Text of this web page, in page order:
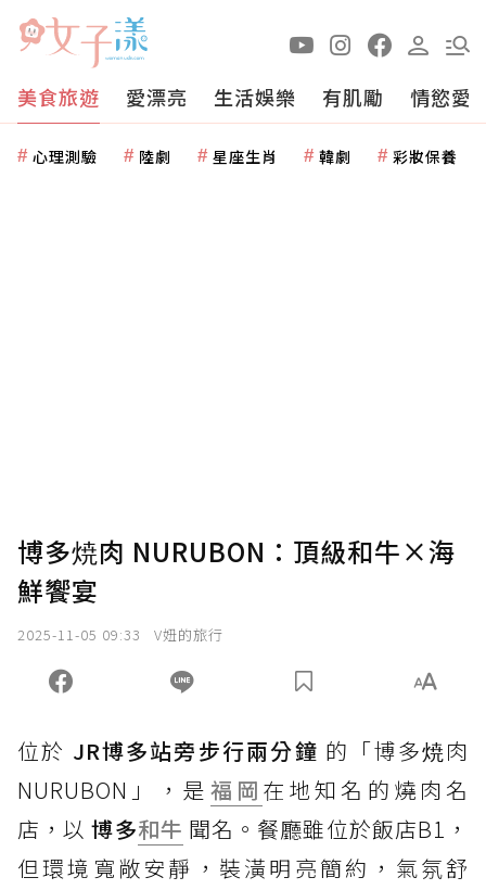
美食旅遊 愛漂亮 生活娛樂 有肌勵 情慾愛
心理測驗 陸劇 星座生肖 韓劇 彩妝保養
博多焼肉 NURUBON：頂級和牛×海
鮮饗宴
2025-11-05 09:33 V妞的旅行
位於 JR博多站旁步行兩分鐘 的「博多焼肉
NURUBON」，是 福岡 在地知名的燒肉名
店，以博多和牛 聞名。餐廳雖位於飯店B1，
但環境寬敞安靜，裝潢明亮簡約，氣氛舒